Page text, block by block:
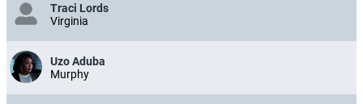
Traci Lords
Virginia
Uzo Aduba
Murphy